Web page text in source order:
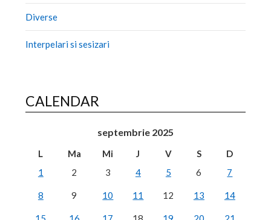
Diverse
Interpelari si sesizari
CALENDAR
septembrie 2025
L Ma Mi J V S
D
1
2 3 4 5 6 7
8 9 10 11 12 13 14